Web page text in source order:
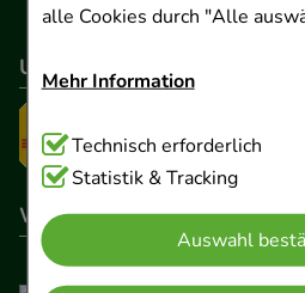
alle Cookies durch "Alle
Mehr Information
Technisch Notwendig:
Cookies, die für die
Website notwendig sind (z.B.
Warenkorb, Kundenkonto),
verzichtet werden kann.
Technisch erforderlich
Statistik & Tracking
Auswahl
Unser Versanddienstleister
Wir sind hier gelistet